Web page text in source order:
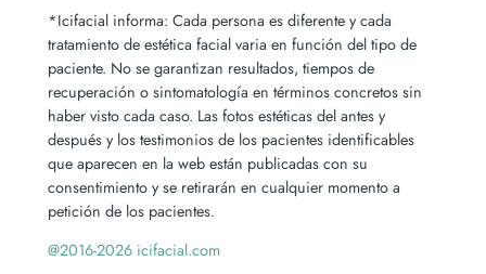
*Icifacial informa: Cada persona es diferente y cada
tratamiento de estética facial varia en función del tipo de
paciente. No se garantizan resultados, tiempos de
recuperación o sintomatología en términos concretos sin
haber visto cada caso. Las fotos estéticas del antes y
después y los testimonios de los pacientes identificables
que aparecen en la web están publicadas con su
consentimiento y se retirarán en cualquier momento a
petición de los pacientes.
@2016-2026 icifacial.com